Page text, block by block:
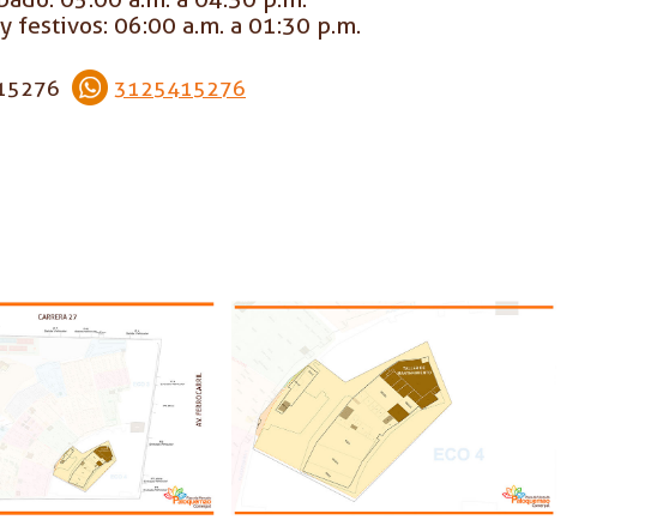
festivos: 06:00 a.m. a 01:30 p.m.
3125415276